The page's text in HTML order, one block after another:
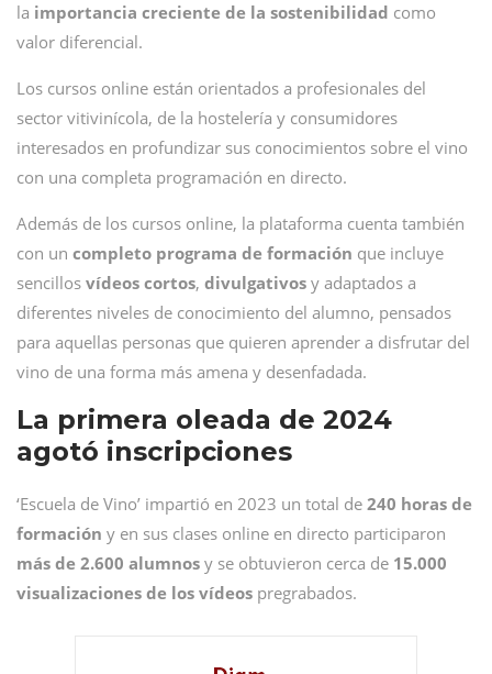
la importancia creciente de la sostenibilidad como
valor diferencial.
Los cursos online están orientados a profesionales del
sector vitivinícola, de la hostelería y consumidores
interesados en profundizar sus conocimientos sobre el vino
con una completa programación en directo.
Además de los cursos online, la plataforma cuenta también
con un completo programa de formación que incluye
sencillos vídeos cortos, divulgativos y adaptados a
diferentes niveles de conocimiento del alumno, pensados
para aquellas personas que quieren aprender a disfrutar del
vino de una forma más amena y desenfadada.
La primera oleada de 2024
agotó inscripciones
‘Escuela de Vino’ impartió en 2023 un total de 240 horas de
formación y en sus clases online en directo participaron
más de 2.600 alumnos y se obtuvieron cerca de 15.000
visualizaciones de los vídeos pregrabados.